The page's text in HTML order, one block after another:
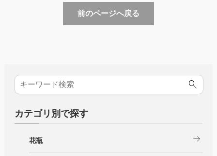
前のページへ戻る
カテゴリ別で探す
花瓶 arrow_right_alt